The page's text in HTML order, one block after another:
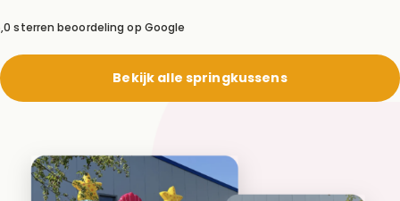
sterren beoordeling op Google
Bekijk alle springkussens